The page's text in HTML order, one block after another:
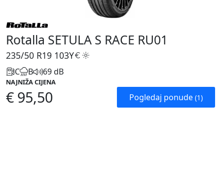
Rotalla SETULA S RACE RU01
235/50 R19 103Y
C B 69 dB
NAJNIŽA CIJENA
€ 95,50 Pogledaj ponude (1)